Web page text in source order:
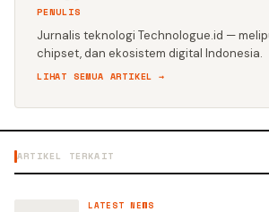
PENULIS
Jurnalis teknologi Technologue.id —
chipset, dan ekosistem digital Indonesia.
LIHAT SEMUA ARTIKEL →
ARTIKEL TERKAIT
LATEST NEWS